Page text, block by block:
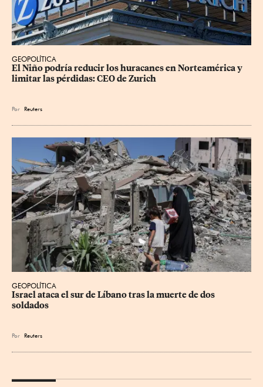
GEOPOLÍTICA
El Niño podría reducir los huracanes en Norteamérica y
limitar las pérdidas: CEO de Zurich
Por Reuters
GEOPOLÍTICA
Israel ataca el sur de Líbano tras la muerte de dos
soldados
Por Reuters